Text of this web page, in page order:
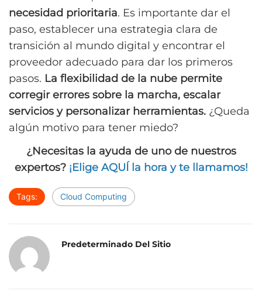
necesidad prioritaria. Es importante dar el
paso, establecer una estrategia clara de
transición al mundo digital y encontrar el
proveedor adecuado para dar los primeros
pasos. La flexibilidad de la nube permite
corregir errores sobre la marcha, escalar
servicios y personalizar herramientas. ¿Queda
algún motivo para tener miedo?
¿Necesitas la ayuda de uno de nuestros
expertos? ¡Elige AQUÍ la hora y te llamamos!
Tags: Cloud Computing
Predeterminado Del Sitio